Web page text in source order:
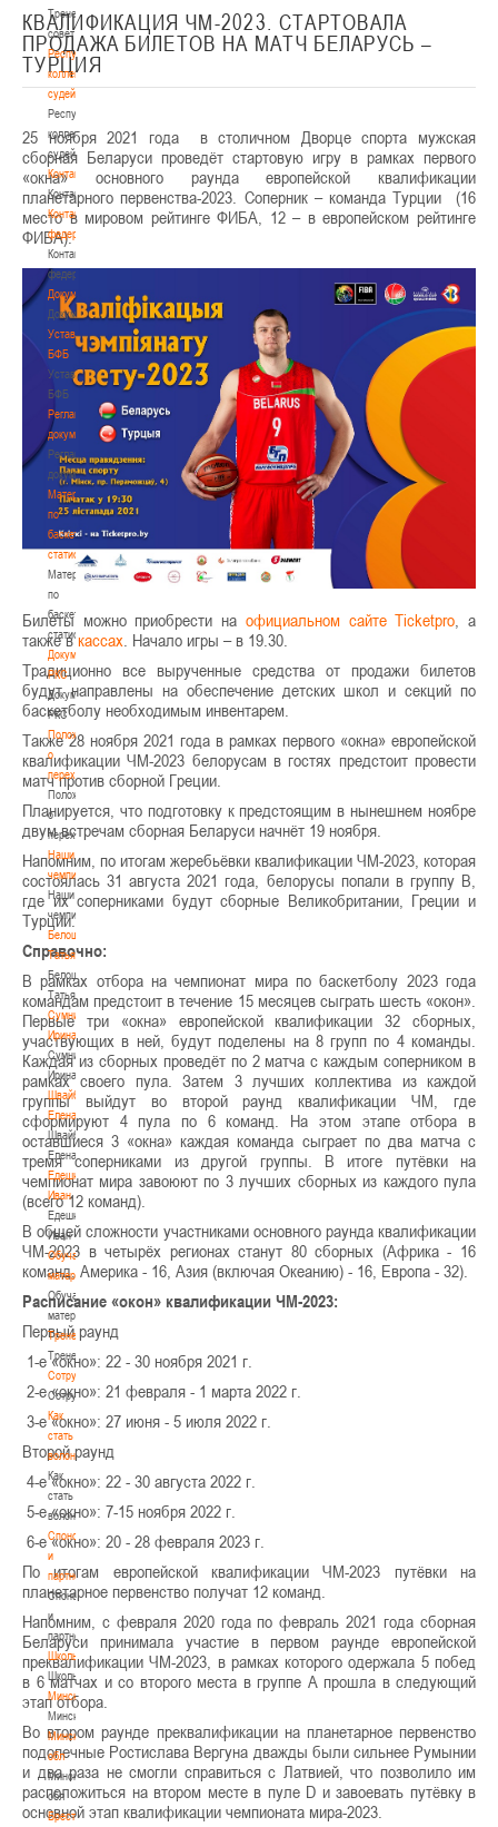
Тренерский
совет
Республиканская
коллегия
судей
Республиканская
коллегия
судей
Контакты
Контакты
Контакты
федерации
Контакты
федерации
Документы
Документы
Устав
БФБ
Устав
БФБ
Регламентирующие
документы
Регламентирующие
документы
Материалы
по
баскетбольной
статистике
Материалы
по
баскетбольной
статистике
Документы
РКС
Документы
РКС
Положение
о
переходах
Положение
о
переходах
Наши
чемпионы
Наши
чемпионы
Белошапко
Татьяна
Белошапко
Татьяна
Сумникова
Ирина
Сумникова
Ирина
Швайбович
Елена
Швайбович
Елена
Едешко
Иван
Едешко
Иван
Обучающие
материалы
Обучающие
материалы
Тренерам
Тренерам
Сотрудничество
Сотрудничество
Как
стать
волонтером
Как
стать
волонтером
Спонсоры
и
партнеры
Спонсоры
и
партнеры
Школы
Школы
Минск
Минск
Минская
обл
Минская
обл
Брестская
КВАЛИФИКАЦИЯ ЧМ-2023. СТАРТОВАЛА
ПРОДАЖА БИЛЕТОВ НА МАТЧ БЕЛАРУСЬ –
ТУРЦИЯ
25 ноября 2021 года в столичном Дворце спорта мужская
сборная Беларуси проведёт стартовую игру в рамках первого
«окна» основного раунда европейской квалификации
планетарного первенства-2023. Соперник – команда Турции (16
место в мировом рейтинге ФИБА, 12 – в европейском рейтинге
ФИБА).
Билеты можно приобрести на официальном сайте Ticketpro , а
также вкассах . Начало игры – в 19.30.
Традиционно все вырученные средства от продажи билетов
будут направлены на обеспечение детских школ и секций по
баскетболу необходимым инвентарем.
Также 28 ноября 2021 года в рамках первого «окна» европейской
квалификации ЧМ-2023 белорусам в гостях предстоит провести
матч против сборной Греции.
Планируется, что подготовку к предстоящим в нынешнем ноябре
двум встречам сборная Беларуси начнёт 19 ноября.
Напомним, по итогам жеребьёвки квалификации ЧМ-2023, которая
состоялась 31 августа 2021 года, белорусы попали в группу В,
где их соперниками будут сборные Великобритании, Греции и
Турции.
Справочно:
В рамках отбора на чемпионат мира по баскетболу 2023 года
командам предстоит в течение 15 месяцев сыграть шесть «окон».
Первые три «окна» европейской квалификации 32 сборных,
участвующих в ней, будут поделены на 8 групп по 4 команды.
Каждая из сборных проведёт по 2 матча с каждым соперником в
рамках своего пула. Затем 3 лучших коллектива из каждой
группы выйдут во второй раунд квалификации ЧМ, где
сформируют 4 пула по 6 команд. На этом этапе отбора в
оставшиеся 3 «окна» каждая команда сыграет по два матча с
тремя соперниками из другой группы. В итоге путёвки на
чемпионат мира завоюют по 3 лучших сборных из каждого пула
(всего 12 команд).
В общей сложности участниками основного раунда квалификации
ЧМ-2023 в четырёх регионах станут 80 сборных (Африка - 16
команд, Америка - 16, Азия (включая Океанию) - 16, Европа - 32).
Расписание «окон» квалификации ЧМ-2023:
Первый раунд
1-е «окно»: 22 - 30 ноября 2021 г.
2-е «окно»: 21 февраля - 1 марта 2022 г.
3-е «окно»: 27 июня - 5 июля 2022 г.
Второй раунд
4-е «окно»: 22 - 30 августа 2022 г.
5-е «окно»: 7-15 ноября 2022 г.
6-е «окно»: 20 - 28 февраля 2023 г.
По итогам европейской квалификации ЧМ-2023 путёвки на
планетарное первенство получат 12 команд.
Напомним, с февраля 2020 года по февраль 2021 года сборная
Беларуси принимала участие в первом раунде европейской
преквалификации ЧМ-2023, в рамках которого одержала 5 побед
в 6 матчах и со второго места в группе А прошла в следующий
этап отбора.
Во втором раунде преквалификации на планетарное первенство
подопечные Ростислава Вергуна дважды были сильнее Румынии
и два раза не смогли справиться с Латвией, что позволило им
расположиться на втором месте в пуле D и завоевать путёвку в
основной этап квалификации чемпионата мира-2023.